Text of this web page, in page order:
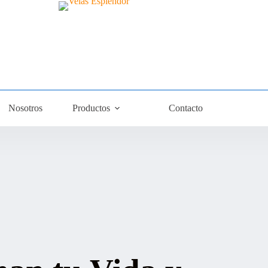
Nosotros Productos Contacto